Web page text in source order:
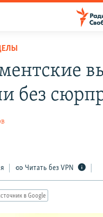
без
Читать без VPN
в Google